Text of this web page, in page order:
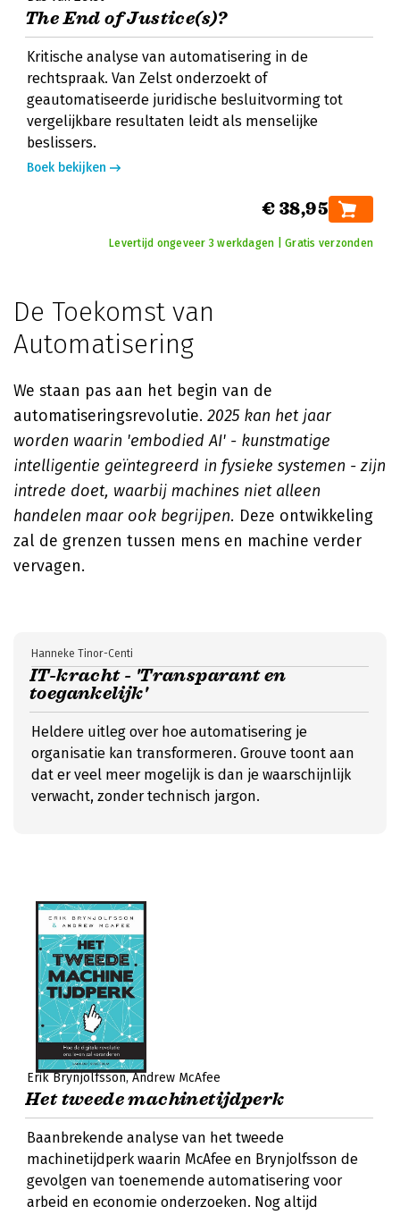
The End of Justice(s)?
Kritische analyse van automatisering in de
rechtspraak. Van Zelst onderzoekt of
geautomatiseerde juridische besluitvorming tot
vergelijkbare resultaten leidt als menselijke
beslissers.
Boek bekijken
€ 38,95
Levertijd ongeveer 3 werkdagen | Gratis verzonden
De Toekomst van
Automatisering
We staan pas aan het begin van de
automatiseringsrevolutie. 2025 kan het jaar
worden waarin 'embodied AI' - kunstmatige
intelligentie geïntegreerd in fysieke systemen - zijn
intrede doet, waarbij machines niet alleen
handelen maar ook begrijpen. Deze ontwikkeling
zal de grenzen tussen mens en machine verder
vervagen.
IT-kracht - 'Transparant en
toegankelijk'
Hanneke Tinor-Centi
Heldere uitleg over hoe automatisering je
organisatie kan transformeren. Grouve toont aan
dat er veel meer mogelijk is dan je waarschijnlijk
verwacht, zonder technisch jargon.
Erik Brynjolfsson Andrew McAfee
Het tweede machinetijdperk
Baanbrekende analyse van het tweede
machinetijdperk waarin McAfee en Brynjolfsson de
gevolgen van toenemende automatisering voor
arbeid en economie onderzoeken. Nog altijd